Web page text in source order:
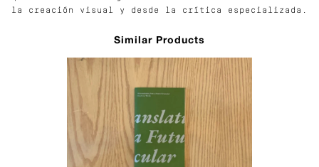
la creación visual y desde la crítica especializada.
Similar Products